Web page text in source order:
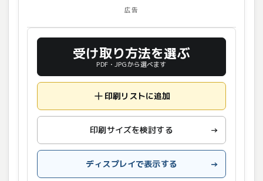
広告
受け取り方法を選ぶ
PDF・JPGから選べます
印刷リストに追加
印刷サイズを検討する →
ディスプレイで表示する →